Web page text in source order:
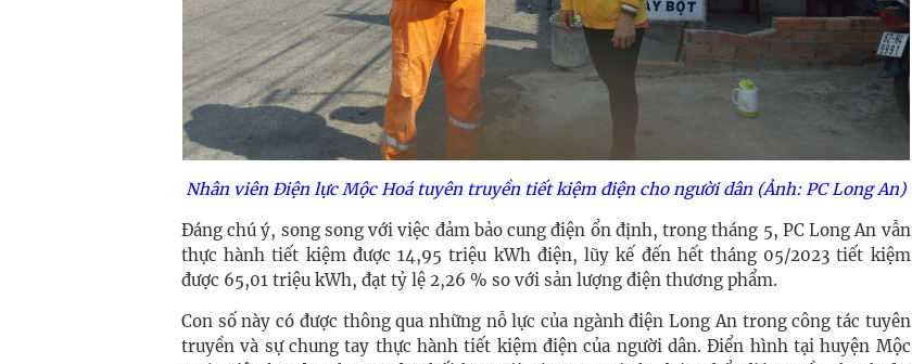
Nhân viên Điện lực Mộc Hoá tuyên truyền tiết kiệm điện cho người dân (Ảnh: PC Long An)
Đáng chú ý, song song với việc đảm bảo cung điện ổn định, trong tháng 5, PC Long An vẫn
thực hành tiết kiệm được 14,95 triệu kWh điện, lũy kế đến hết tháng 05/2023 tiết kiệm
được 65,01 triệu kWh, đạt tỷ lệ 2,26 % so với sản lượng điện thương phẩm.
Con số này có được thông qua những nỗ lực của ngành điện Long An trong công tác tuyên
truyền và sự chung tay thực hành tiết kiệm điện của người dân. Điển hình tại huyện Mộc